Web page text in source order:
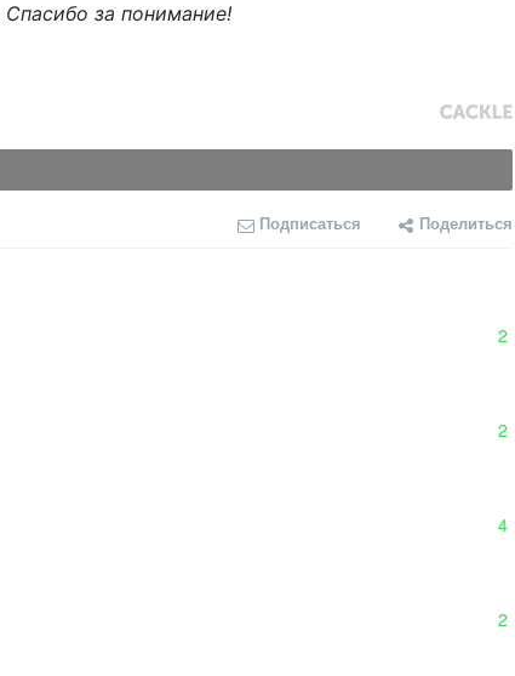
Спасибо за понимание!
Подписаться Поделиться
2
2
4
2